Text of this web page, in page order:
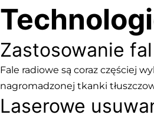
Zastosowanie
Fale radiowe są coraz częściej
nagromadzonej tkanki
Laserowe